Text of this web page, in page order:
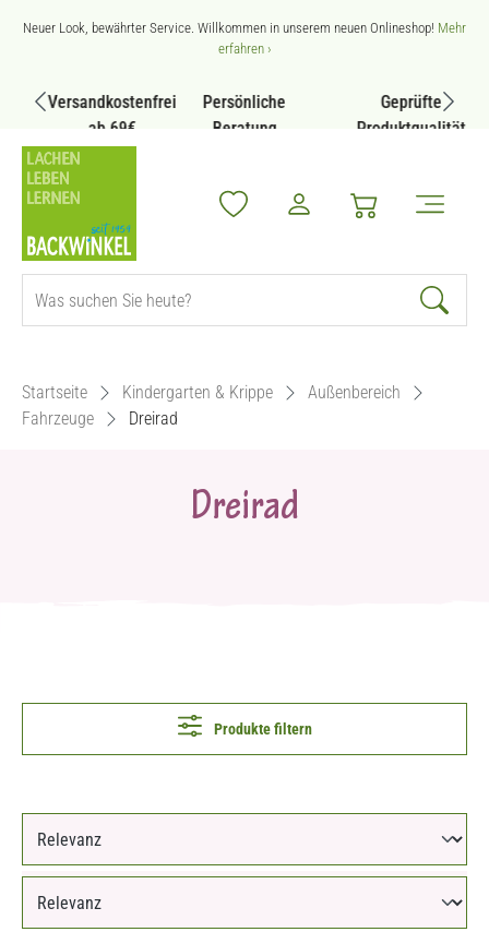
Zum Hauptinhalt springen
Neuer Look, bewährter Service. Willkommen in unserem neuen Onlineshop! Mehr
erfahren ›
Versandkostenfrei
ab 69€
Persönliche
Beratung
Geprüfte
Produktqualität
Startseite Kindergarten & Krippe
Außenbereich
Fahrzeuge
Dreirad
Dreirad
Produkte filtern